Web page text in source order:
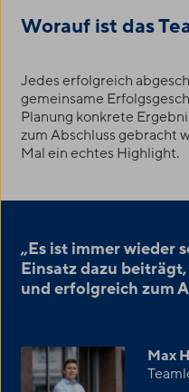
Worauf ist das
Jedes erfolgreich
gemeinsame
Planung konkrete
zum Abschluss gebracht
Mal ein echtes Highlight.
„Es ist immer wieder
Einsatz dazu
und erfolgreich zum
Max